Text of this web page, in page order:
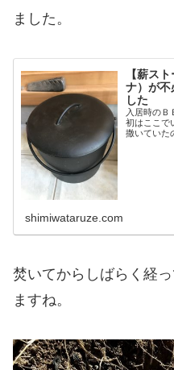
ました。
【薪ス
ナ）が不
した
入居時の
初はここで
撒いていた
shimiwataruze.com
焚いてからしばらく経
ますね。